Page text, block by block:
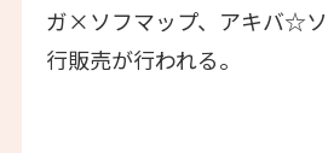
ガ×ソフマップ、アキバ☆
行販売が行われる。